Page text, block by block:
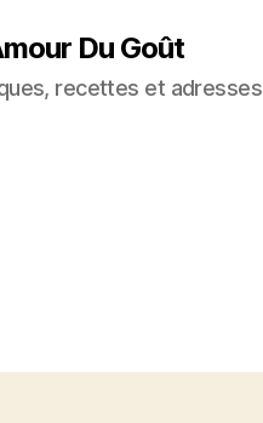
Du Goût
recettes et